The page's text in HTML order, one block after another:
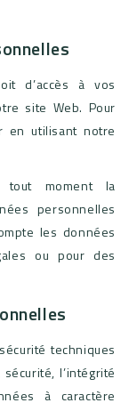
d’accès à vos
site Web. Pour
en utilisant notre
tout moment la
personnelles
les données
ou pour des
techniques
l’intégrité
à caractère